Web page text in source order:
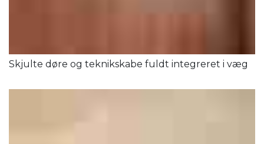
Skjulte døre og teknikskabe fuldt integreret i væg